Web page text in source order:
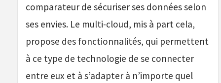
comparateur de sécuriser ses données selon
ses envies. Le multi-cloud, mis à part cela,
propose des fonctionnalités, qui permettent
à ce type de technologie de se connecter
entre eux et à s’adapter à n’importe quel